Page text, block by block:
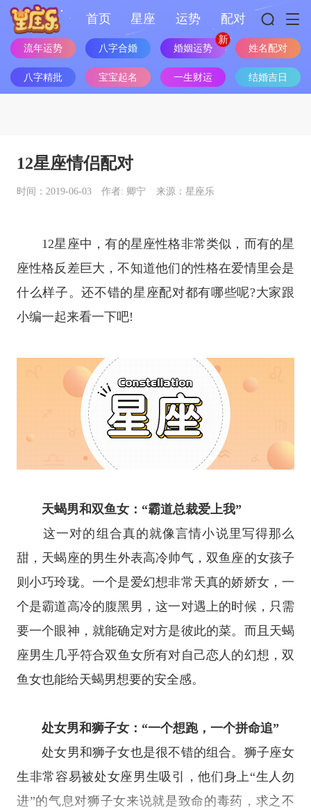
首页 星座 运势 配对
流年运势 八字合婚 婚姻运势 姓名配对
八字精批 宝宝起名 一生财运 结婚吉日
12星座情侣配对
时间：2019-06-03 作者: 卿宁 来源：星座乐
12星座中，有的星座性格非常类似，而有的星
座性格反差巨大，不知道他们的性格在爱情里会是
什么样子。还不错的星座配对都有哪些呢?大家跟
小编一起来看一下吧!
天蝎男和双鱼女：“霸道总裁爱上我”
这一对的组合真的就像言情小说里写得那么
甜， 天蝎座的男生外表高冷帅气， 双鱼座的女孩子
则小巧玲珑。一个是爱幻想非常天真的娇娇女，一
个是霸道高冷的腹黑男，这一对遇上的时候，只需
要一个眼神，就能确定对方是彼此的菜。而且 天蝎
座男生几乎符合双鱼女所有对自己恋人的幻想，双
鱼女也能给天蝎男想要的安全感。
处女男和狮子女：“一个想跑，一个拼命追”
处女男和狮子女也是很不错的组合。 狮子座女
生非常容易被处女座男生吸引，他们身上“生人勿
进”的气息对狮子女来说就是致命的毒药，求之不